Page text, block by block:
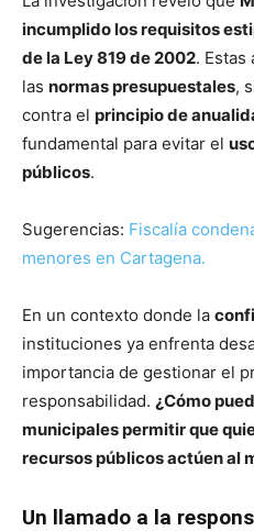
incumplido los requisitos
de la Ley 819 de 2002. Estas
las normas presupuestales,
contra el principio de
fundamental para evitar el
públicos.
Sugerencias: Fiscalía
menores en Cartagena.
En un contexto donde la
instituciones ya enfrenta
importancia de gestionar el
responsabilidad. ¿Cómo
municipales permitir que
recursos públicos actúen al
Un llamado a la